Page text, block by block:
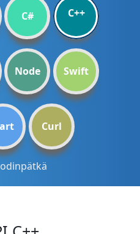
C# C++
Node Swift
Curl